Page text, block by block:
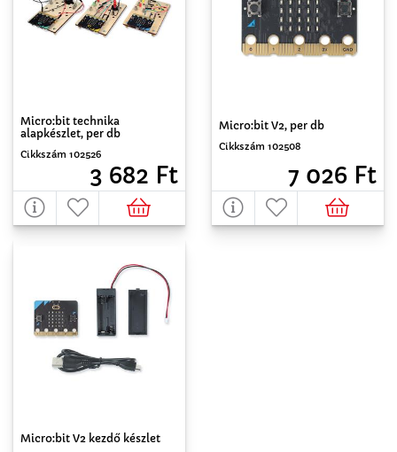
Micro:bit technika
alapkészlet, per db
Cikkszám 102526
3 682 Ft
Micro:bit V2, per db
Cikkszám 102508
7 026 Ft
Micro:bit V2 kezdő készlet